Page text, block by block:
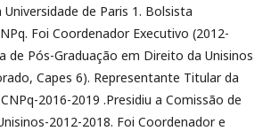
de Paris 1. Bolsista
Foi Coordenador Executivo (2012-
de Pós-Graduação em Direito da Unisinos
Capes 6). Representante Titular da
2016-2019 .Presidiu a Comissão de
2012-2018. Foi Coordenador e